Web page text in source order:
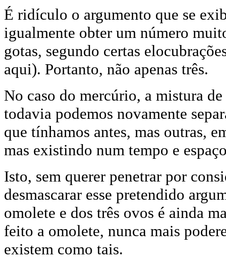
É ridículo o argumento que se
igualmente obter um número
gotas, segundo certas
aqui). Portanto, não apenas três.
No caso do mercúrio, a mistura
todavia podemos novamente
que tínhamos antes, mas outras,
mas existindo num tempo e
Isto, sem querer penetrar por
desmascarar esse pretendido
omolete e dos três ovos é ainda
feito a omolete, nunca mais
existem como tais.